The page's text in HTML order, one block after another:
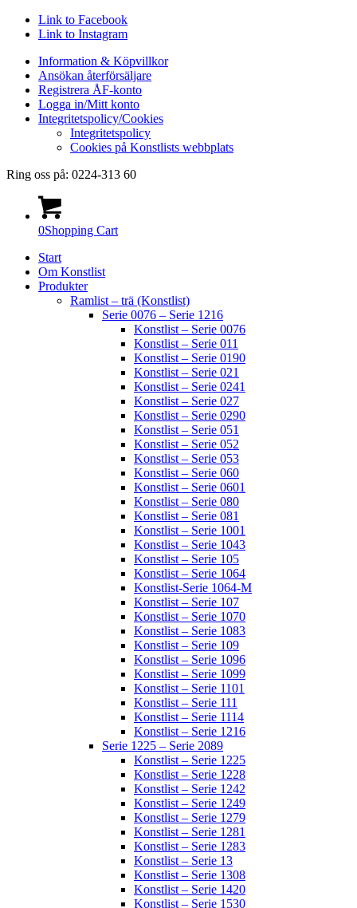
Link to Facebook
Link to Instagram
Information & Köpvillkor
Ansökan återförsäljare
Registrera ÅF-konto
Logga in/Mitt konto
Integritetspolicy/Cookies
Integritetspolicy
Cookies på Konstlists webbplats
Ring oss på: 0224-313 60
0Shopping Cart
Start
Om Konstlist
Produkter
Ramlist – trä (Konstlist)
Serie 0076 – Serie 1216
Konstlist – Serie 0076
Konstlist – Serie 011
Konstlist – Serie 0190
Konstlist – Serie 021
Konstlist – Serie 0241
Konstlist – Serie 027
Konstlist – Serie 0290
Konstlist – Serie 051
Konstlist – Serie 052
Konstlist – Serie 053
Konstlist – Serie 060
Konstlist – Serie 0601
Konstlist – Serie 080
Konstlist – Serie 081
Konstlist – Serie 1001
Konstlist – Serie 1043
Konstlist – Serie 105
Konstlist – Serie 1064
Konstlist-Serie 1064-M
Konstlist – Serie 107
Konstlist – Serie 1070
Konstlist – Serie 1083
Konstlist – Serie 109
Konstlist – Serie 1096
Konstlist – Serie 1099
Konstlist – Serie 1101
Konstlist – Serie 111
Konstlist – Serie 1114
Konstlist – Serie 1216
Serie 1225 – Serie 2089
Konstlist – Serie 1225
Konstlist – Serie 1228
Konstlist – Serie 1242
Konstlist – Serie 1249
Konstlist – Serie 1279
Konstlist – Serie 1281
Konstlist – Serie 1283
Konstlist – Serie 13
Konstlist – Serie 1308
Konstlist – Serie 1420
Konstlist – Serie 1530